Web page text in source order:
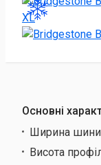
Основні
Ширина
Висота